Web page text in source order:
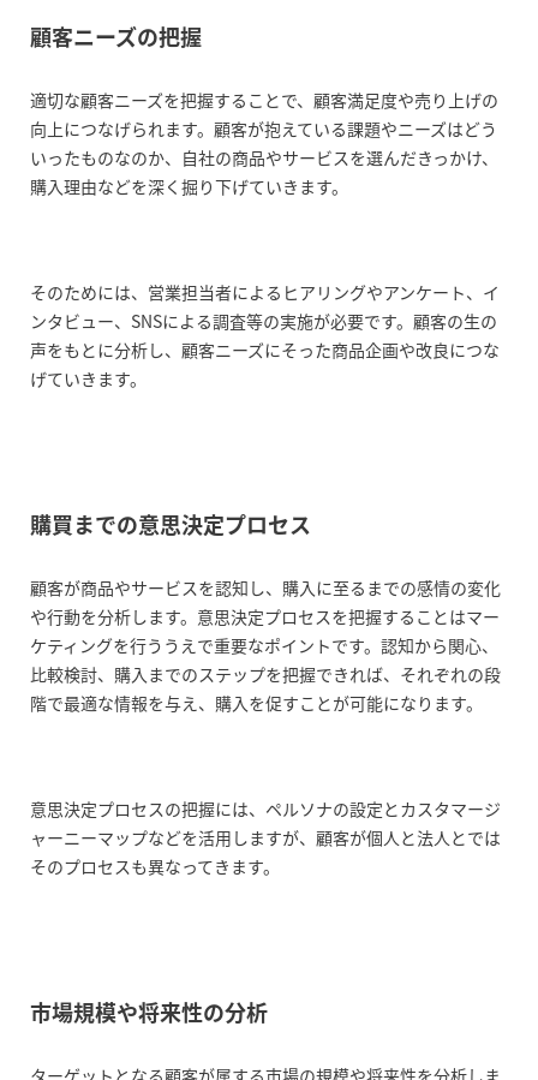
顧客ニーズの把握
適切な顧客ニーズを把握することで、顧客満足度や売り上げの
向上につなげられます。顧客が抱えている課題やニーズはどう
いったものなのか、自社の商品やサービスを選んだきっかけ、
購入理由などを深く掘り下げていきます。
そのためには、営業担当者によるヒアリングやアンケート、イ
ンタビュー、SNSによる調査等の実施が必要です。顧客の生の
声をもとに分析し、顧客ニーズにそった商品企画や改良につな
げていきます。
購買までの意思決定プロセス
顧客が商品やサービスを認知し、購入に至るまでの感情の変化
や行動を分析します。意思決定プロセスを把握することはマー
ケティングを行ううえで重要なポイントです。認知から関心、
比較検討、購入までのステップを把握できれば、それぞれの段
階で最適な情報を与え、購入を促すことが可能になります。
意思決定プロセスの把握には、ペルソナの設定とカスタマージ
ャーニーマップなどを活用しますが、顧客が個人と法人とでは
そのプロセスも異なってきます。
市場規模や将来性の分析
ターゲットとなる顧客が属する市場の規模や将来性を分析しま